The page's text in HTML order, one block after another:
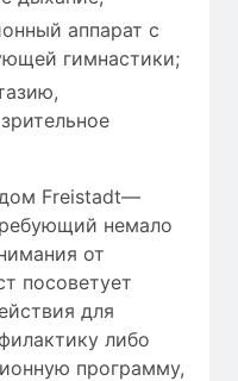
аппарат с
гимнастики;
Freistadt—
немало
от
посоветует
для
либо
программу,